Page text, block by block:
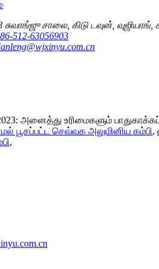
சாலை, கிடு டவுன், வுஜியாங்,
512-63056903
2023: அனைத்து உரிமைகளும்
பூசப்பட்ட செவ்வக அலுமினிய கம்பி,
,